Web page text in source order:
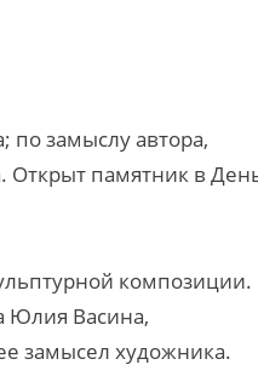
по замыслу автора,
Открыт памятник в
композиции.
Юлия Васина,
замысел художника.